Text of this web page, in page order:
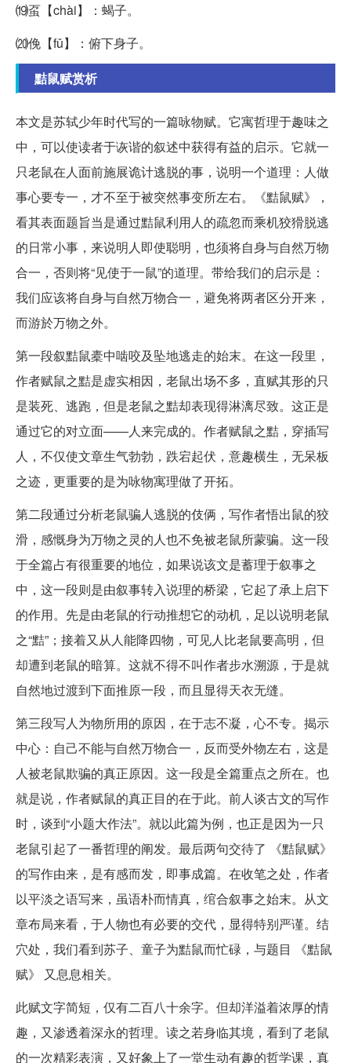
⒆虿【chài】：蝎子。
⒇俛【fǔ】：俯下身子。
黠鼠赋赏析
本文是苏轼少年时代写的一篇咏物赋。它寓哲理于趣味之
中，可以使读者于诙谐的叙述中获得有益的启示。它就一
只老鼠在人面前施展诡计逃脱的事，说明一个道理：人做
事心要专一，才不至于被突然事变所左右。《黠鼠赋》，
看其表面题旨当是通过黠鼠利用人的疏忽而乘机狡猾脱逃
的日常小事，来说明人即使聪明，也须将自身与自然万物
合一，否则将“见使于一鼠”的道理。带给我们的启示是：
我们应该将自身与自然万物合一，避免将两者区分开来，
而游於万物之外。
第一段叙黠鼠橐中啮咬及坠地逃走的始末。在这一段里，
作者赋鼠之黠是虚实相因，老鼠出场不多，直赋其形的只
是装死、逃跑，但是老鼠之黠却表现得淋漓尽致。这正是
通过它的对立面——人来完成的。作者赋鼠之黠，穿插写
人，不仅使文章生气勃勃，跌宕起伏，意趣横生，无呆板
之迹，更重要的是为咏物寓理做了开拓。
第二段通过分析老鼠骗人逃脱的伎俩，写作者悟出鼠的狡
滑，感慨身为万物之灵的人也不免被老鼠所蒙骗。这一段
于全篇占有很重要的地位，如果说该文是蓄理于叙事之
中，这一段则是由叙事转入说理的桥梁，它起了承上启下
的作用。先是由老鼠的行动推想它的动机，足以说明老鼠
之“黠”；接着又从人能降四物，可见人比老鼠要高明，但
却遭到老鼠的暗算。这就不得不叫作者步水溯源，于是就
自然地过渡到下面推原一段，而且显得天衣无缝。
第三段写人为物所用的原因，在于志不凝，心不专。揭示
中心：自己不能与自然万物合一，反而受外物左右，这是
人被老鼠欺骗的真正原因。这一段是全篇重点之所在。也
就是说，作者赋鼠的真正目的在于此。前人谈古文的写作
时，谈到“小题大作法”。就以此篇为例，也正是因为一只
老鼠引起了一番哲理的阐发。最后两句交待了 《黠鼠赋》
的写作由来，是有感而发，即事成篇。在收笔之处，作者
以平淡之语写来，虽语朴而情真，绾合叙事之始末。从文
章布局来看，于人物也有必要的交代，显得特别严谨。结
穴处，我们看到苏子、童子为黠鼠而忙碌，与题目 《黠鼠
赋》 又息息相关。
此赋文字简短，仅有二百八十余字。但却洋溢着浓厚的情
趣，又渗透着深永的哲理。读之若身临其境，看到了老鼠
的一次精彩表演，又好象上了一堂生动有趣的哲学课，真